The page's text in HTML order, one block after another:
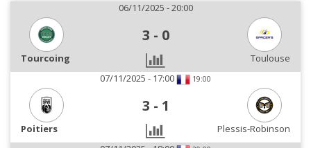
06/11/2025 - 20:00
3 - 0
Tourcoing
Toulouse
07/11/2025 - 17:00
19:00
3 - 1
Poitiers
Plessis-Robinson